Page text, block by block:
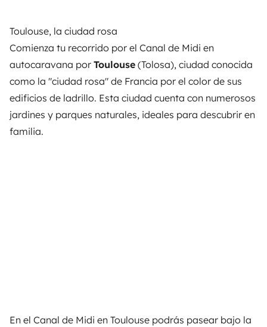
Toulouse, la ciudad rosa
Comienza tu recorrido por el Canal de Midi en
autocaravana por Toulouse (Tolosa), ciudad conocida
como la "ciudad rosa" de Francia por el color de sus
edificios de ladrillo. Esta ciudad cuenta con numerosos
jardines y parques naturales, ideales para descubrir en
familia.
En el Canal de Midi en Toulouse podrás pasear bajo la